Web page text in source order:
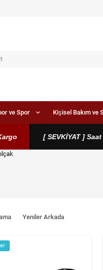
ve Spor Kişisel Bakım ve
[ SEVKİYAT ] Saat
Yeniler Arkada